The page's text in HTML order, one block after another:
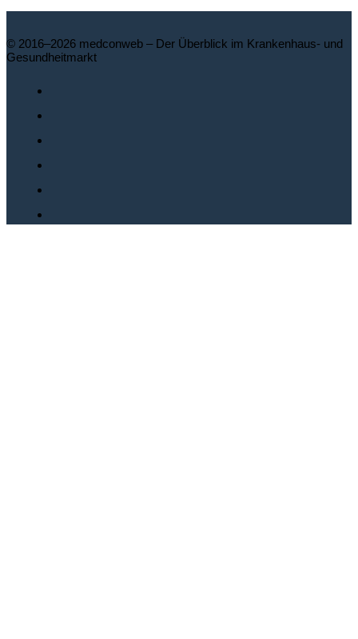
© 2016–2026 medconweb – Der Überblick im Krankenhaus- und
Gesundheitmarkt